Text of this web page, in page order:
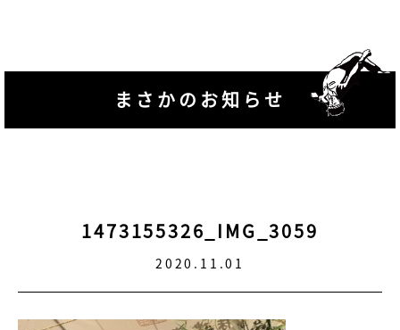
まさかのお知らせ
1473155326_IMG_3059
2020.11.01